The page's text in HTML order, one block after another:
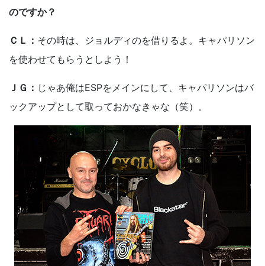
のですか？
ＣＬ： その時は、ジョルディのを借りるよ。キャパリソン
を使わせてもらうとしよう！
ＪＧ： じゃあ俺はESPをメインにして、キャパリソンはバ
ックアップとして取っておかなきゃな（笑）。